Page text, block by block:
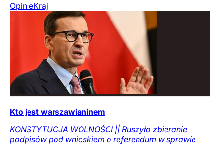
OpinieKraj
Kto jest warszawianinem
KONSTYTUCJA WOLNOŚCI || Ruszyło zbieranie
podpisów pod wnioskiem o referendum w sprawie